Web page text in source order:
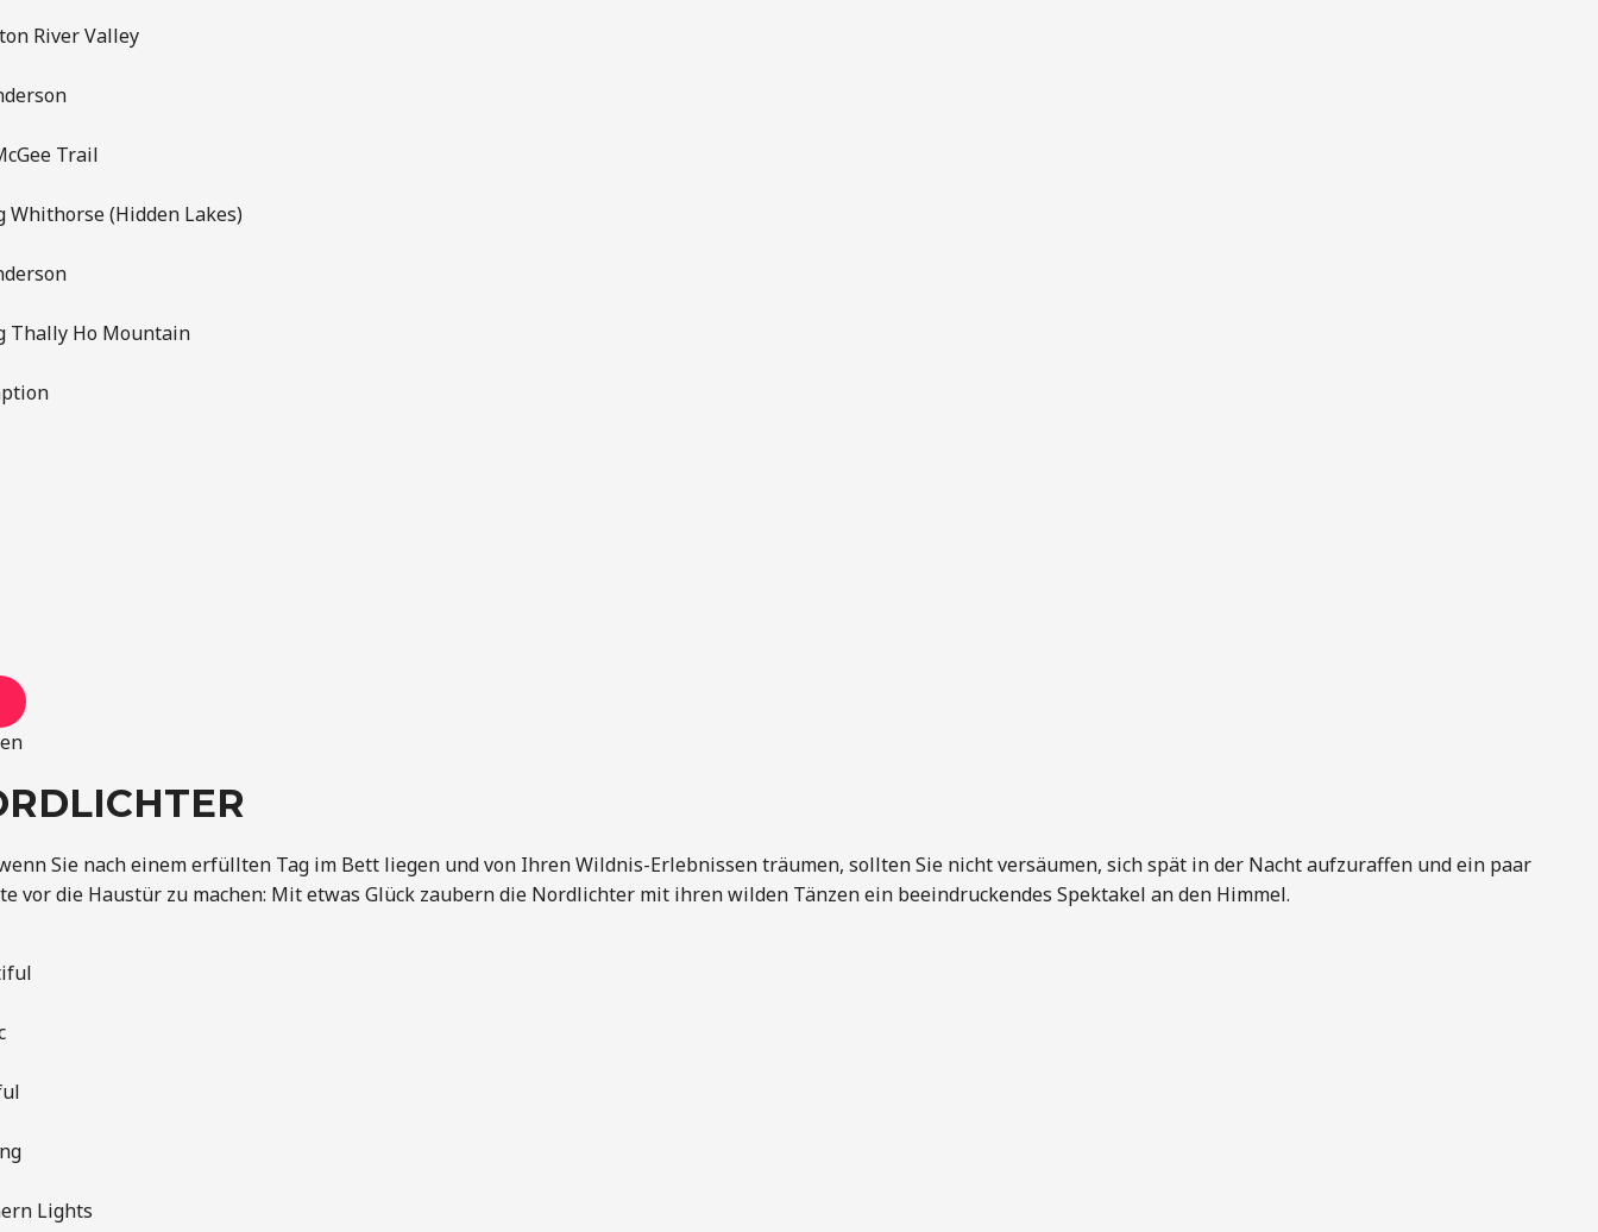
River Valley
Trail
Whithorse (Hidden Lakes)
Thally Ho Mountain
Sie nach einem erfüllten Tag im Bett liegen und von Ihren Wildnis-Erlebnissen träumen, sollten Sie nicht versäumen, sich spät in der Nacht aufzuraffen und ein paar
vor die Haustür zu machen: Mit etwas Glück zaubern die Nordlichter mit ihren wilden Tänzen ein beeindruckendes Spektakel an den Himmel.
Lights